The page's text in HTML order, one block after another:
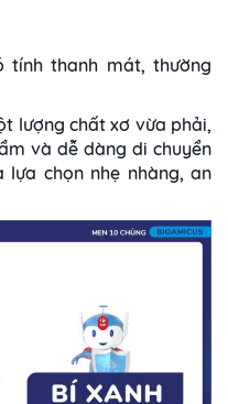
tính thanh mát, thường
lượng chất xơ vừa phải,
và dễ dàng di chuyển
chọn nhẹ nhàng, an